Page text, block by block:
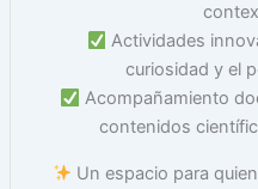
Actividades
curiosidad y el
Acompañamiento
contenidos
Un espacio para